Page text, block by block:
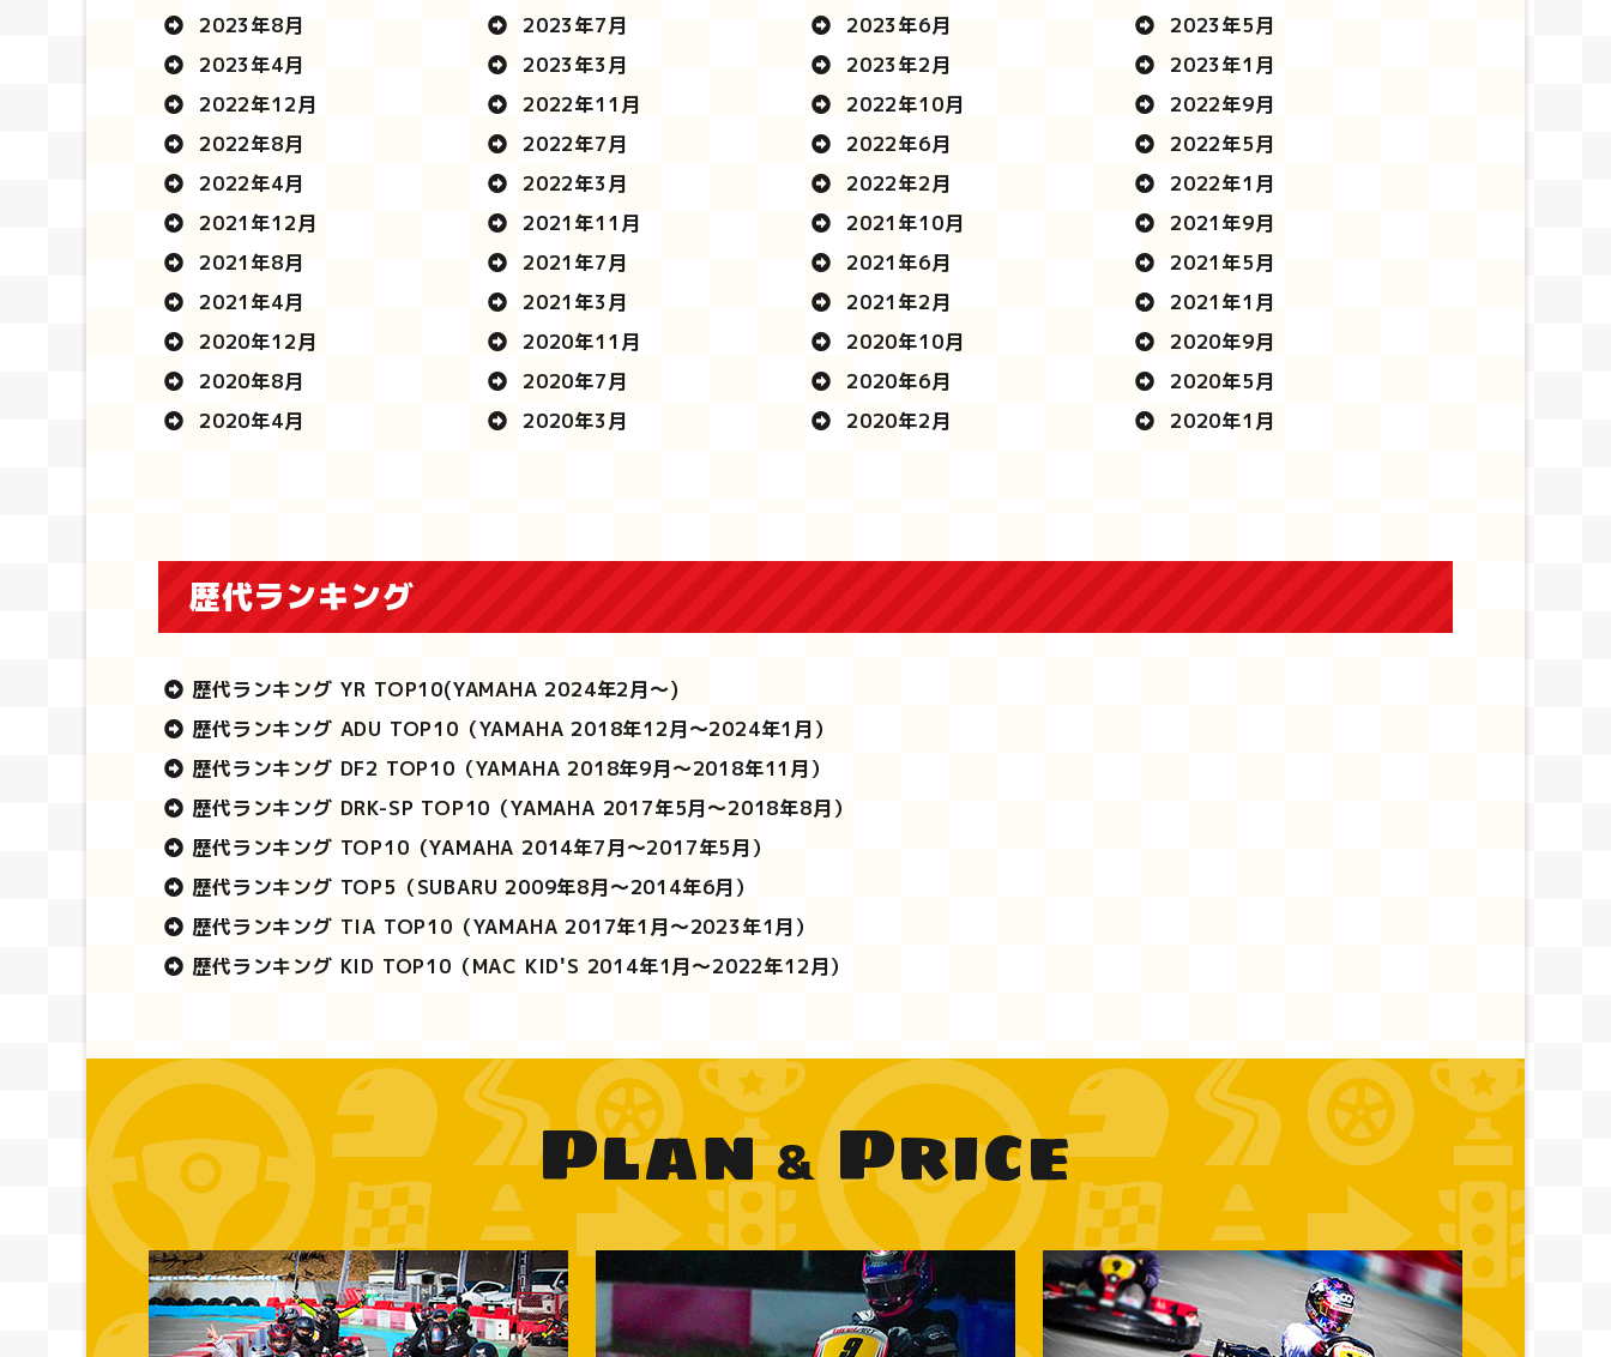
2023年8月
2023年7月 2023年6月
2023年5月
2023年4月
2023年3月 2023年2月
2023年1月
2022年12月
2022年11月 2022年10月
2022年9月
2022年8月
2022年7月 2022年6月
2022年5月
2022年4月
2022年3月 2022年2月
2022年1月
2021年12月
2021年11月 2021年10月
2021年9月
2021年8月
2021年7月 2021年6月
2021年5月
2021年4月
2021年3月 2021年2月
2021年1月
2020年12月
2020年11月 2020年10月
2020年9月
2020年8月
2020年7月 2020年6月
2020年5月
2020年4月
2020年3月 2020年2月 2020年1月
歴代ランキング
歴代ランキング YR TOP10(YAMAHA 2024年2月～)
歴代ランキング ADU TOP10 （YAMAHA 2018年12月～2024年1月）
歴代ランキング DF2 TOP10 （YAMAHA 2018年9月～2018年11月）
歴代ランキング DRK-SP TOP10 （YAMAHA 2017年5月～2018年8月）
歴代ランキング TOP10 （YAMAHA 2014年7月～2017年5月）
歴代ランキング TOP5 （SUBARU 2009年8月～2014年6月）
歴代ランキング TIA TOP10 （YAMAHA 2017年1月～2023年1月）
歴代ランキング KID TOP10 （MAC KID'S 2014年1月～2022年12月）
Plan&Price